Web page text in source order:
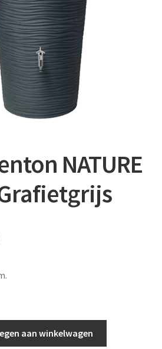
NATURE
aan winkelwagen